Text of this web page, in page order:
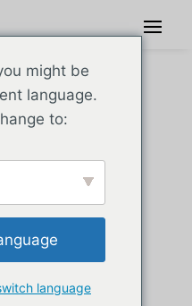
las
might be
language.
to:
language